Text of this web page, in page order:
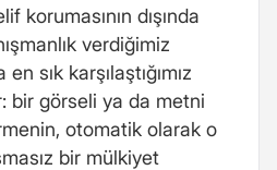
korumasının dışında
verdiğimiz
sık karşılaştığımız
bir görseli ya da metni
otomatik olarak o
bir mülkiyet